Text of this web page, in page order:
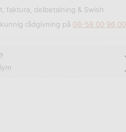
faktura, delbetalning & Swish
rådgivning på 08-58 00 96 00